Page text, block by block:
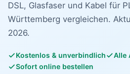
DSL, Glasfaser und Kabel für
Württemberg vergleichen.
2026.
Kostenlos & unverbindlich
Alle
Sofort online bestellen